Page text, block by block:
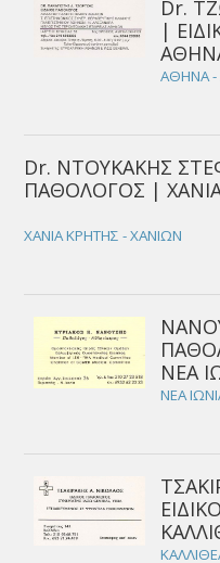
Dr.
|
ΑΘΗΝΑ -
Dr. ΝΤΟΥΚΑΚΗΣ
ΠΑΘΟΛΟΓΟΣ |
ΧΑΝΙΑ ΚΡΗΤΗΣ - ΧΑΝΙΩΝ
ΝΕΑ
ΝΕΑ